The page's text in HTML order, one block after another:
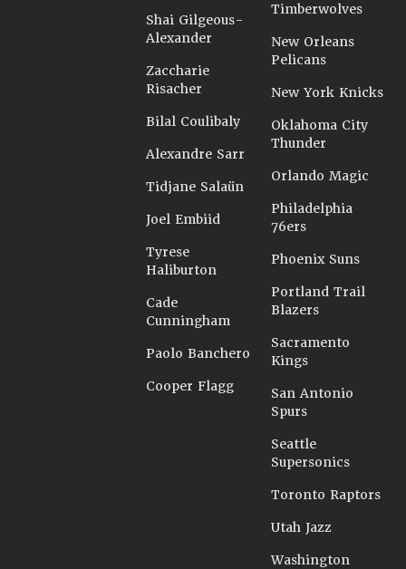
Shai Gilgeous-
Alexander
Zaccharie
Risacher
Bilal Coulibaly
Alexandre Sarr
Tidjane Salaün
Joel Embiid
Tyrese
Haliburton
Cade
Cunningham
Paolo Banchero
Cooper Flagg
Timberwolves
New Orleans
Pelicans
New York Knicks
Oklahoma City
Thunder
Orlando Magic
Philadelphia
76ers
Phoenix Suns
Portland Trail
Blazers
Sacramento
Kings
San Antonio
Spurs
Seattle
Supersonics
Toronto Raptors
Utah Jazz
Washington